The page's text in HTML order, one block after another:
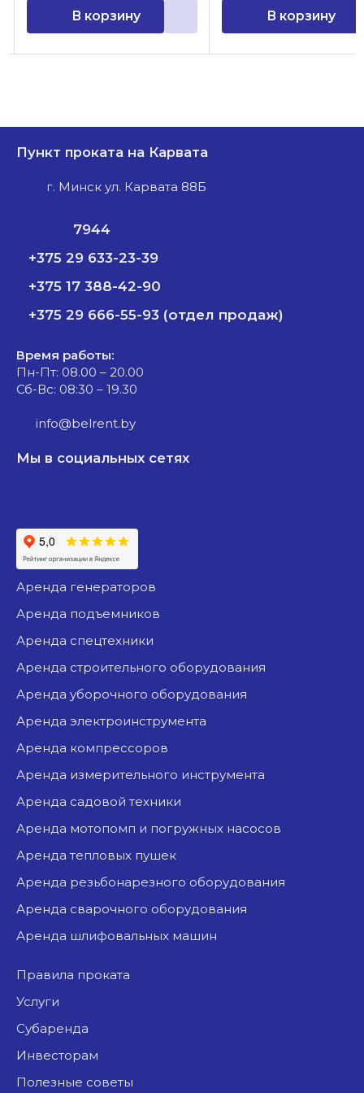
В корзину В корзину
Пункт проката на Карвата
г. Минск ул. Карвата 88Б
7944
+375 29 633-23-39
+375 17 388-42-90
+375 29 666-55-93 (отдел продаж)
Время работы:
Пн-Пт: 08.00 – 20.00
Сб-Вс: 08:30 – 19.30
info@belrent.by
Мы в социальных сетях
аренда генераторов
аренда подъемников
аренда спецтехники
аренда строительного оборудования
аренда уборочного оборудования
аренда электроинструмента
аренда компрессоров
аренда измерительного инструмента
аренда садовой техники
аренда мотопомп и погружных насосов
аренда тепловых пушек
аренда резьбонарезного оборудования
аренда сварочного оборудования
аренда шлифовальных машин
Правила проката
Услуги
Субаренда
Инвесторам
Полезные советы